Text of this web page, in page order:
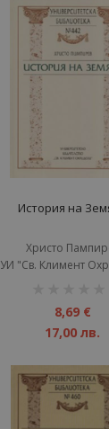
История на
Христо
УИ "Св. Климент
8,69 €
17,00 лв.